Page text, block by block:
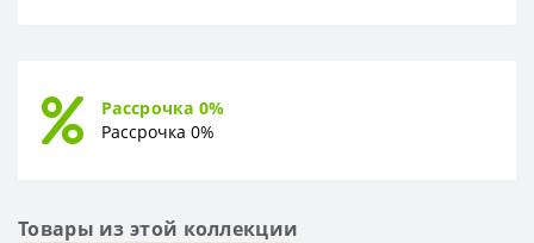
Рассрочка 0%
Рассрочка 0%
Товары из этой коллекции